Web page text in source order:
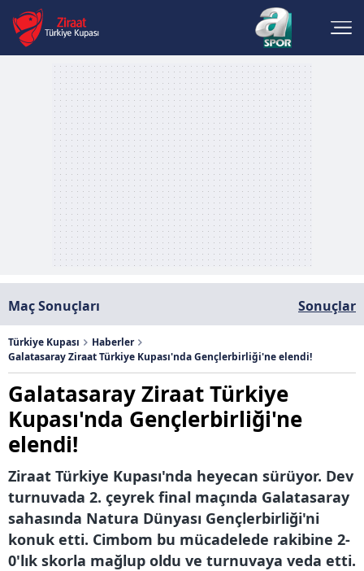
Maç Sonuçları Sonuçlar
Türkiye Kupası
Haberler
Galatasaray Ziraat Türkiye Kupası'nda Gençlerbirliği'ne elendi!
Galatasaray Ziraat Türkiye
Kupası'nda Gençlerbirliği'ne
elendi!
Ziraat Türkiye Kupası'nda heyecan sürüyor. Dev
turnuvada 2. çeyrek final maçında Galatasaray
sahasında Natura Dünyası Gençlerbirliği'ni
konuk etti. Cimbom bu mücadelede rakibine 2-
0'lık skorla mağlup oldu ve turnuvaya veda etti.